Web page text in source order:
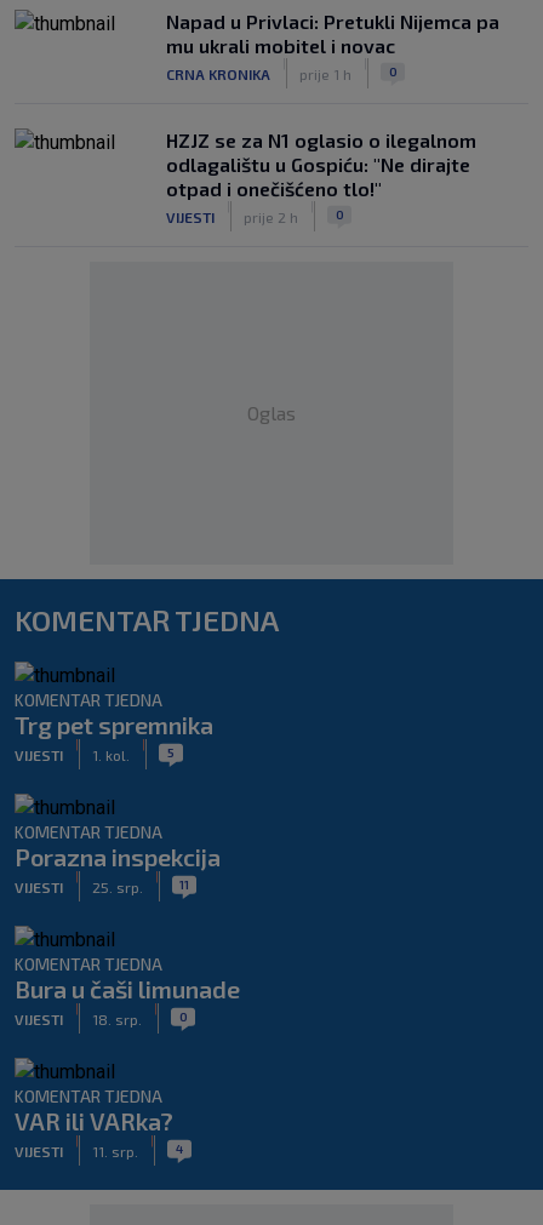
Napad u Privlaci: Pretukli Nijemca pa
mu ukrali mobitel i novac
CRNA KRONIKA prije 1 h 0
HZJZ se za N1 oglasio o ilegalnom
odlagalištu u Gospiću: "Ne dirajte
otpad i onečišćeno tlo!"
VIJESTI prije 2 h 0
Oglas
KOMENTAR TJEDNA
KOMENTAR TJEDNA
Trg pet spremnika
VIJESTI 1. kol. 5
KOMENTAR TJEDNA
Porazna inspekcija
VIJESTI 25. srp. 11
KOMENTAR TJEDNA
Bura u čaši limunade
VIJESTI 18. srp. 0
KOMENTAR TJEDNA
VAR ili VARka?
VIJESTI 11. srp. 4